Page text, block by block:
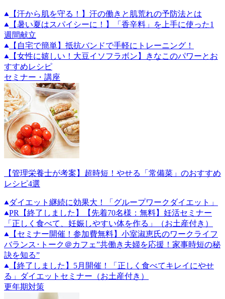
【汗から肌を守る！】汗の働きと肌荒れの予防法とは
【暑い夏はスパイシーに！】「香辛料」を上手に使った1
週間献立
【自宅で簡単】抵抗バンドで手軽にトレーニング！
【女性に嬉しい！大豆イソフラボン】きなこのパワーとお
すすめレシピ
セミナー・講座
【管理栄養士が考案】超時短！やせる「常備菜」のおすすめ
レシピ4選
ダイエット継続に効果大！「グループワークダイエット」
PR
【終了しました】【先着70名様：無料】妊活セミナー
「正しく食べて、妊娠しやすい体を作る」（お土産付き）
【セミナー開催！参加費無料】小室淑恵氏のワークライフ
バランス･トーク＠カフェ”共働き夫婦を応援！家事時短の秘
訣を知る”
【終了しました】5月開催！「正しく食べてキレイにやせ
る」ダイエットセミナー（お土産付き）
更年期対策